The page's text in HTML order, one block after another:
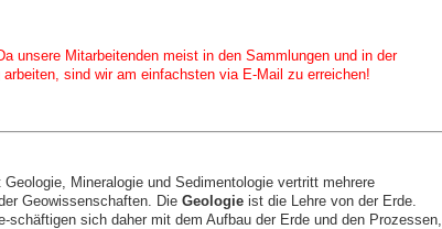
unsere Mitarbeitenden meist in den Sammlungen und in der
sind wir am einfachsten via E-Mail zu erreichen!
Geologie, Mineralogie und Sedimentologie vertritt mehrere
Geowissenschaften. Die Geologieist die Lehre von der Erde.
schäftigen sich daher mit dem Aufbau der Erde und den Prozessen,